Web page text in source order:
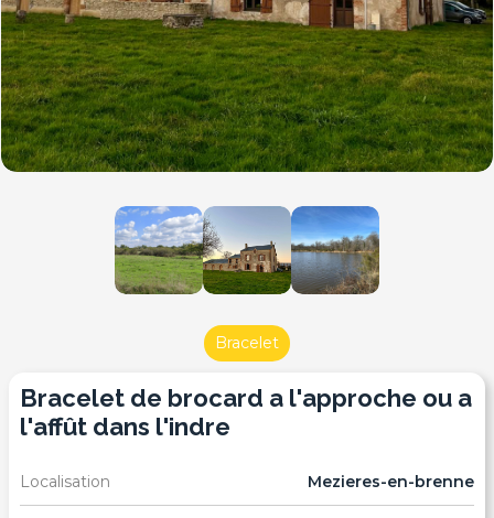
Bracelet
bracelet de brocard a l'approche ou a
l'affût dans l'indre
Localisation Mezieres-en-brenne